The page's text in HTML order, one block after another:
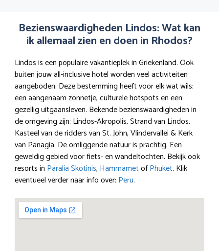
Bezienswaardigheden Lindos: Wat kan
ik allemaal zien en doen in Rhodos?
Lindos is een populaire vakantieplek in Griekenland. Ook
buiten jouw all-inclusive hotel worden veel activiteiten
aangeboden. Deze bestemming heeft voor elk wat wils:
een aangenaam zonnetje, culturele hotspots en een
gezellig uitgaansleven. Bekende bezienswaardigheden in
de omgeving zijn: Lindos-Akropolis, Strand van Lindos,
Kasteel van de ridders van St. John, Vlindervallei & Kerk
van Panagia. De omliggende natuur is prachtig. Een
geweldig gebied voor fiets- en wandeltochten. Bekijk ook
resorts in Paralía Skotínis, HammametofPhuket. Klik
eventueel verder naar info over: Peru.